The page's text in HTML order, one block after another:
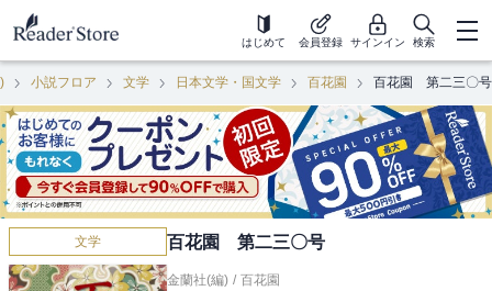
はじめて 会員登録 サインイン 検索
小説フロア 文学 日本文学・国文学 百花園 百花園 第二三〇号
文学 百花園 第二三〇号
金蘭社(編) / 百花園